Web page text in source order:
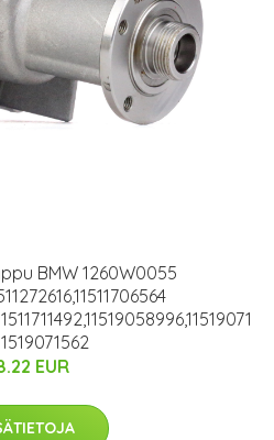
BMW 1260W0055
EUR